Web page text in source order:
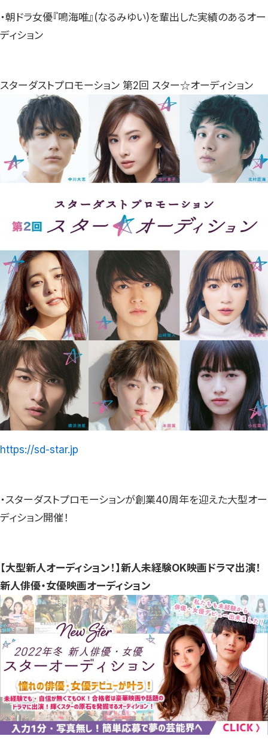
・朝ドラ女優『鳴海唯』(なるみゆい)を輩出した実績のあるオー
ディション
スターダストプロモーション 第2回 スター☆オーディション
https://sd-star.jp
・スターダストプロモーションが創業40周年を迎えた大型オー
ディション開催！
【大型新人オーディション！】新人未経験OK映画ドラマ出演！
新人俳優・女優映画オーディション